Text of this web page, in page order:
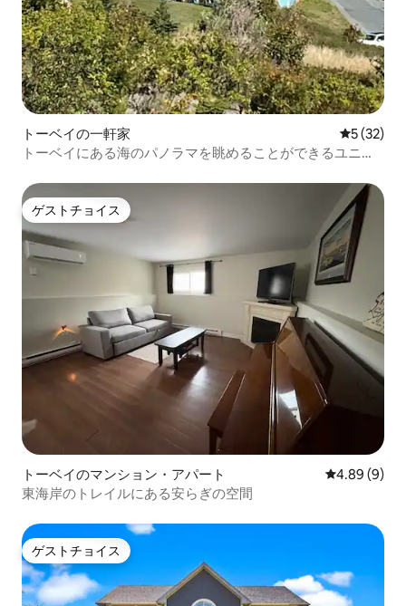
トーベイの一軒家 レビュー
5 (32)
トーベイにある海のパノラマを眺めることができるユニー
ゲストチョイス
ゲストチョイス
トーベイのマンション・アパート レビュー9件
4.89 (9)
東海岸のトレイルにある安らぎの空間
ゲストチョイス
ゲストチョイス